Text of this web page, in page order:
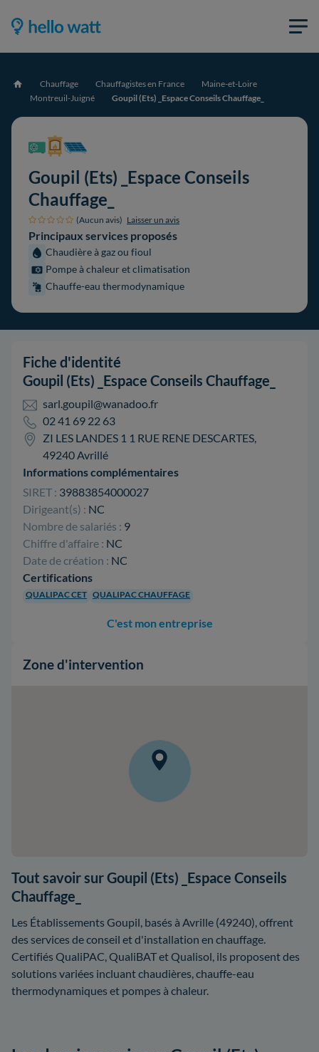
Accueil Chauffage Chauffagistes en France
Maine-et-Loire
Montreuil-Juigné
Goupil (Ets) _Espace Conseils Chauffage_
Goupil (Ets) _Espace Conseils
Chauffage_
(Aucun avis) Laisser un avis
Principaux services proposés
Chaudière à gaz ou fioul
Pompe à chaleur et climatisation
Chauffe-eau thermodynamique
Fiche d'identité
Goupil (Ets) _Espace Conseils Chauffage_
sarl.goupil@wanadoo.fr
02 41 69 22 63
ZI LES LANDES 1 1 RUE RENE DESCARTES,
49240 Avrillé
Informations complémentaires
SIRET : 39883854000027
Dirigeant(s) : NC
Nombre de salariés : 9
Chiffre d'affaire : NC
Date de création : NC
Certifications
QUALIPAC CET QUALIPAC CHAUFFAGE
C'est mon entreprise
Zone d'intervention
Tout savoir sur Goupil (Ets) _Espace Conseils
Chauffage_
Les Établissements Goupil, basés à Avrille (49240), offrent
des services de conseil et d'installation en chauffage.
Certifiés QualiPAC, QualiBAT et Qualisol, ils proposent des
solutions variées incluant chaudières, chauffe-eau
thermodynamiques et pompes à chaleur.